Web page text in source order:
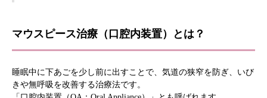
マウスピース治療（口腔内装置）とは？
睡眠中に下あごを少し前に出すことで、気道の狭窄を防ぎ、いび
きや無呼吸を改善する治療法です。